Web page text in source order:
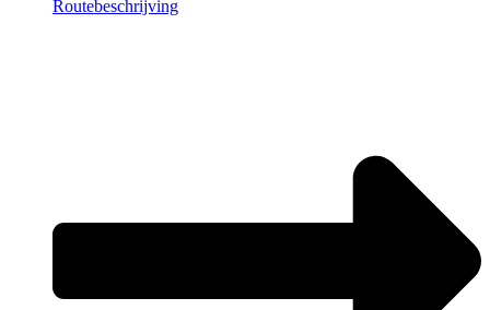
Routebeschrijving